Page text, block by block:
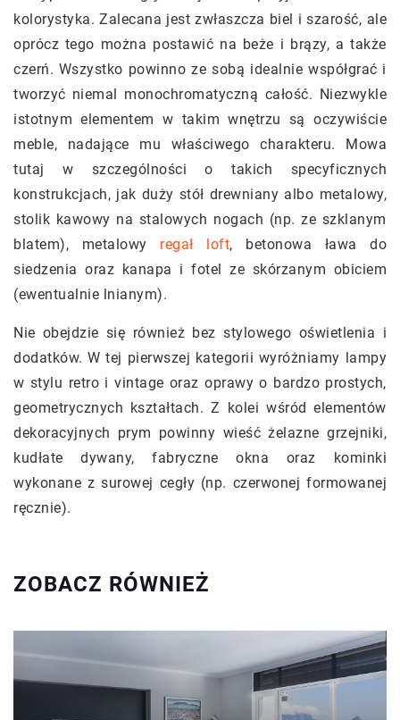
kolorystyka. Zalecana jest zwłaszcza biel i szarość, ale
oprócz tego można postawić na beże i brązy, a także
czerń. Wszystko powinno ze sobą idealnie współgrać i
tworzyć niemal monochromatyczną całość. Niezwykle
istotnym elementem w takim wnętrzu są oczywiście
meble, nadające mu właściwego charakteru. Mowa
tutaj w szczególności o takich specyficznych
konstrukcjach, jak duży stół drewniany albo metalowy,
stolik kawowy na stalowych nogach (np. ze szklanym
blatem), metalowy regał loft, betonowa ława do
siedzenia oraz kanapa i fotel ze skórzanym obiciem
(ewentualnie lnianym).
Nie obejdzie się również bez stylowego oświetlenia i
dodatków. W tej pierwszej kategorii wyróżniamy lampy
w stylu retro i vintage oraz oprawy o bardzo prostych,
geometrycznych kształtach. Z kolei wśród elementów
dekoracyjnych prym powinny wieść żelazne grzejniki,
kudłate dywany, fabryczne okna oraz kominki
wykonane z surowej cegły (np. czerwonej formowanej
ręcznie).
ZOBACZ RÓWNIEŻ